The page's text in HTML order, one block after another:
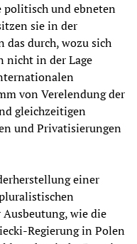
politisch und ebneten
sie in der
das durch, wozu sich
nicht in der Lage
von Verelendung der
gleichzeitigen
und Privatisierungen
einer
wie die
Regierung in Polen